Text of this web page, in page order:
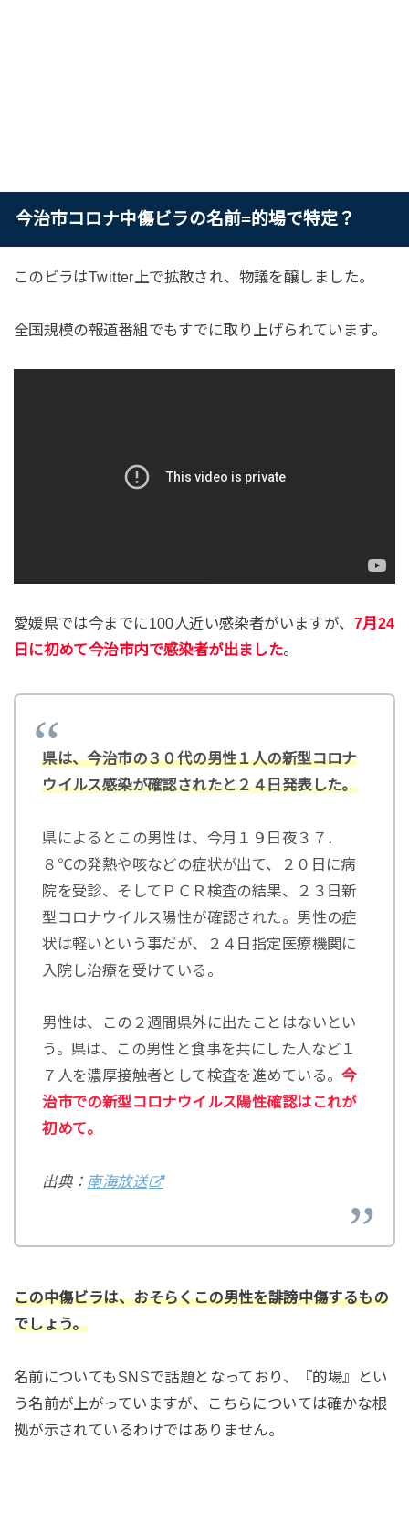
今治市コロナ中傷ビラの名前=的場で特定？
このビラはTwitter上で拡散され、物議を醸しました。
全国規模の報道番組でもすでに取り上げられています。
愛媛県では今までに100人近い感染者がいますが、 7月24
日に初めて今治市内で感染者が出ました。
県は、今治市の３０代の男性１人の新型コロナ
ウイルス感染が確認されたと２４日発表した。
県によるとこの男性は、今月１９日夜３７．
８℃の発熱や咳などの症状が出て、２０日に病
院を受診、そしてＰＣＲ検査の結果、２３日新
型コロナウイルス陽性が確認された。男性の症
状は軽いという事だが、２４日指定医療機関に
入院し治療を受けている。
男性は、この２週間県外に出たことはないとい
う。県は、この男性と食事を共にした人など１
７人を濃厚接触者として検査を進めている。今
治市での新型コロナウイルス陽性確認はこれが
初めて。
出典： 南海放送
この中傷ビラは、おそらくこの男性を誹謗中傷するもの
でしょう。
名前についてもSNSで話題となっており、『的場』とい
う名前が上がっていますが、こちらについては確かな根
拠が示されているわけではありません。